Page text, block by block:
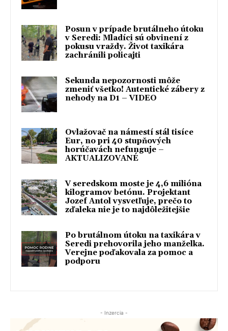
Posun v prípade brutálneho útoku
v Seredi: Mladíci sú obvinení z
pokusu vraždy. Život taxikára
zachránili policajti
Sekunda nepozornosti môže
zmeniť všetko! Autentické zábery z
nehody na D1 – VIDEO
Ovlažovač na námestí stál tisíce
Eur, no pri 40 stupňových
horúčavách nefunguje –
AKTUALIZOVANÉ
V seredskom moste je 4,6 milióna
kilogramov betónu. Projektant
Jozef Antol vysvetľuje, prečo to
zďaleka nie je to najdôležitejšie
Po brutálnom útoku na taxikára v
Seredi prehovorila jeho manželka.
Verejne poďakovala za pomoc a
podporu
- Inzercia -